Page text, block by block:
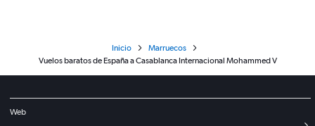
Inicio
Marruecos
Vuelos baratos de España a Casablanca Internacional Mohammed V
Web